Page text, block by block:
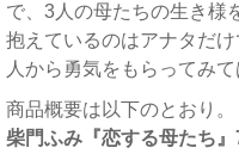
で、3人の母たちの生き様
抱えているのはアナタだ
人から勇気をもらってみて
商品概要は以下のとおり。
柴門ふみ『恋する母たち